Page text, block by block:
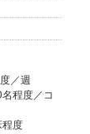
／週
程度／コ
度